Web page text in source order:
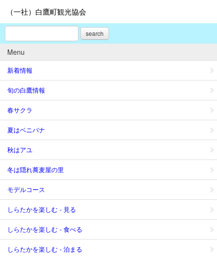
（一社）白鷹町観光協会
search
Menu
新着情報
旬の白鷹情報
春サクラ
夏はベニバナ
秋はアユ
冬は隠れ蕎麦屋の里
モデルコース
しらたかを楽しむ - 見る
しらたかを楽しむ - 食べる
しらたかを楽しむ - 泊まる